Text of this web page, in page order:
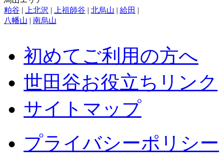
粕谷 | 上北沢 | 上祖師谷 | 北烏山 | 給田 |
八幡山 | 南烏山
初めてご利用の方へ
世田谷お役立ちリンク
サイトマップ
プライバシーポリシー